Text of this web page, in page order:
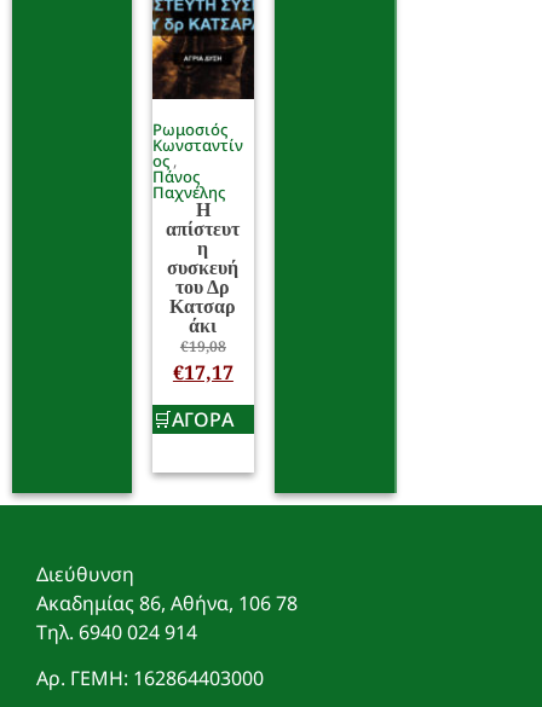
Ρωμοσιός
Κωνσταντίν
ος
Πάνος
Παχνέλης
Η
απίστευτ
η
συσκευή
του Δρ
Κατσαρ
άκι
€19,08
€17,17
ΑΓΟΡΑ
Διεύθυνση
Ακαδημίας 86, Αθήνα, 106 78
Τηλ. 6940 024 914
Αρ. ΓΕΜΗ: 162864403000